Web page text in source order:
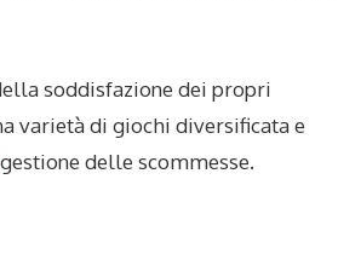
soddisfazione dei propri
varietà di giochi diversificata e
delle scommesse.